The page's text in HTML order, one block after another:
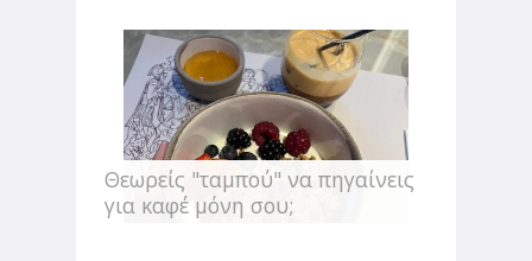
Θεωρείς "ταμπού" να πηγαίνεις
για καφέ μόνη σου;